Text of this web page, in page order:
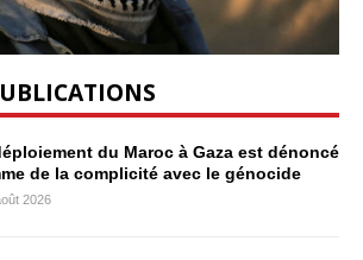
du Maroc à Gaza est dénoncé
de la complicité avec le génocide
2026